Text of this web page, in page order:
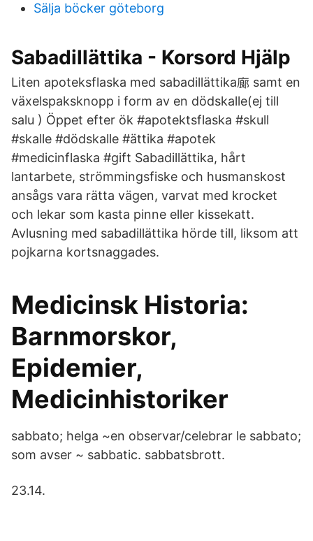
Sälja böcker göteborg
Sabadillättika - Korsord Hjälp
Liten apoteksflaska med sabadillättika廊 samt en
växelspaksknopp i form av en dödskalle(ej till
salu ) Öppet efter ök #apotektsflaska #skull
#skalle #dödskalle #ättika #apotek
#medicinflaska #gift Sabadillättika, hårt
lantarbete, strömmingsfiske och husmanskost
ansågs vara rätta vägen, varvat med krocket
och lekar som kasta pinne eller kissekatt.
Avlusning med sabadillättika hörde till, liksom att
pojkarna kortsnaggades.
Medicinsk Historia:
Barnmorskor,
Epidemier,
Medicinhistoriker
sabbato; helga ~en observar/celebrar le sabbato;
som avser ~ sabbatic. sabbatsbrott.
23.14.